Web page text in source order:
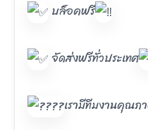
บล็อคฟรี
จัดส่งฟรีทั่วประเทศ
เรามีทีมงานคุณภ